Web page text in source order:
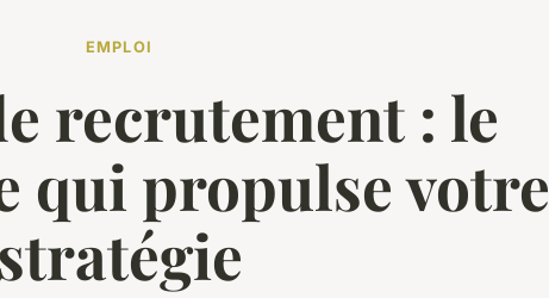
EMPLOI
recrutement : le
qui propulse votre
stratégie